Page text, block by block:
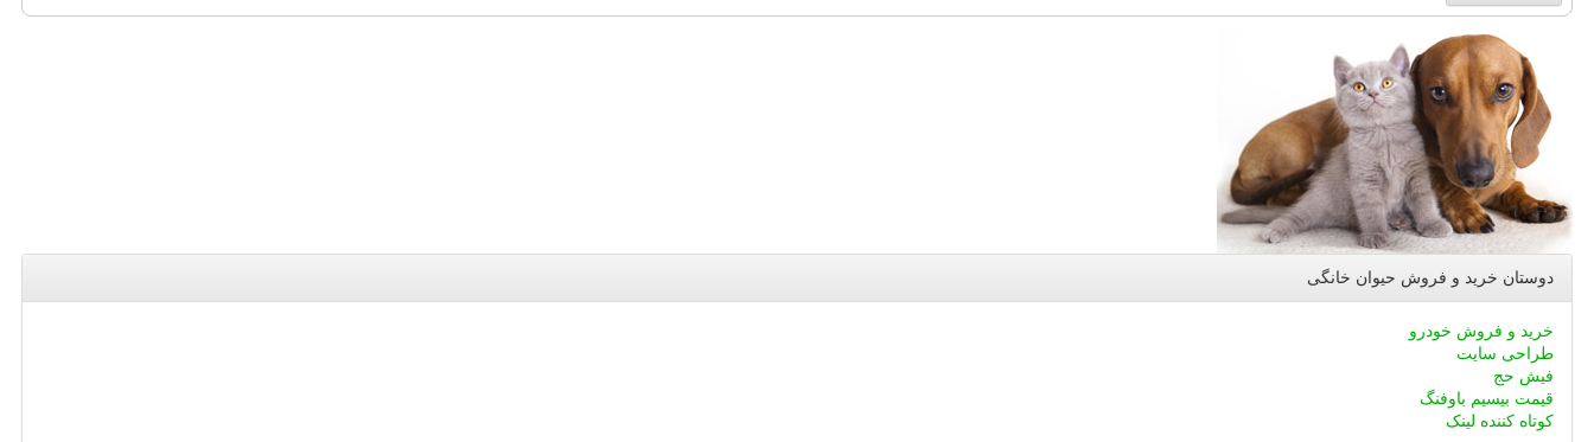
دوستان خرید و فروش حیوان خانگی
خرید و فروش خودرو
طراحی سایت
فیش حج
قیمت بیسیم باوفنگ
کوتاه کننده لینک